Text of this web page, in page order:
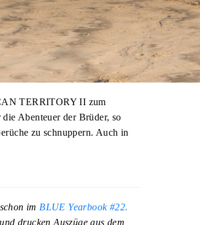
TERRITORY II zum
Abenteuer der Brüder, so
zu schnuppern. Auch in
im BLUE Yearbook #22.
drucken Auszüge aus dem